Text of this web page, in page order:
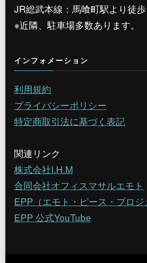
JR総武本線：馬喰町駅より徒
※近隣、駐車場多数あります。
インフォメーション
利用規約
プライバシーポリシー
特定商取引法に基づく表記
関連リンク
株式会社I.H.M
合同会社オフィスマサルエモト
EPP（エモト・ピース・プロジ
EPP 公式YouTube